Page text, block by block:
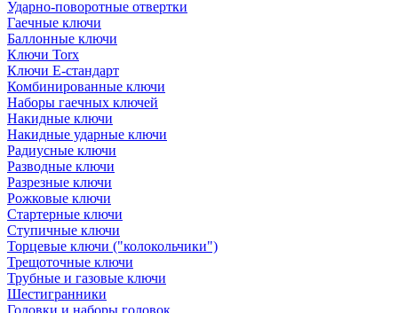
Ударно-поворотные отвертки
Гаечные ключи
Баллонные ключи
Ключи Torx
Ключи Е-стандарт
Комбинированные ключи
Наборы гаечных ключей
Накидные ключи
Накидные ударные ключи
Радиусные ключи
Разводные ключи
Разрезные ключи
Рожковые ключи
Стартерные ключи
Ступичные ключи
Торцевые ключи ("колокольчики")
Трещоточные ключи
Трубные и газовые ключи
Шестигранники
Головки и наборы головок